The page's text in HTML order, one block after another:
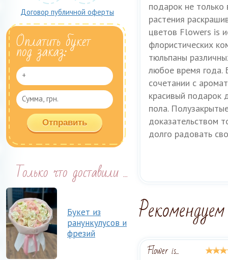
Договор публичной оферты
Оплатить букет
под заказ:
Только что доставили ...
Букет из
ранункулусов и
фрезий
подарок не только
растения
цветов Flowers is
флористических
тюльпаны
любое время года.
сочетании с
красивый подарок
пола.
доказательством
долго радовать
Flower is...